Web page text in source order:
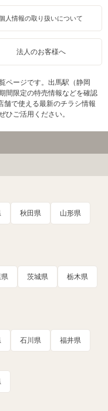
人情報の取り扱いについて
法人のお客様へ
ページです。出馬駅（静岡
間限定の特売情報などを確認
舗で使える最新のチラシ情報
ひご活用ください。
秋田県 山形県
茨城県 栃木県
石川県 福井県